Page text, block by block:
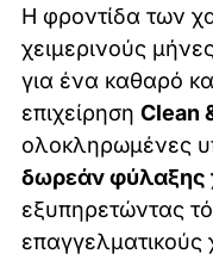
Η φροντίδα των
χειμερινούς
για ένα καθαρό
επιχείρηση Clean
ολοκληρωμένες
δωρεάν φύλαξης
εξυπηρετώντας
επαγγελματικούς